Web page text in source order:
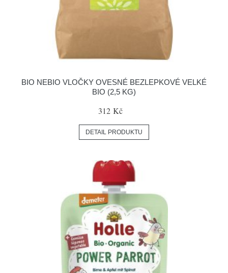
BIO NEBIO VLOČKY OVESNÉ BEZLEPKOVÉ VELKÉ
BIO (2,5 KG)
312 Kč
DETAIL PRODUKTU